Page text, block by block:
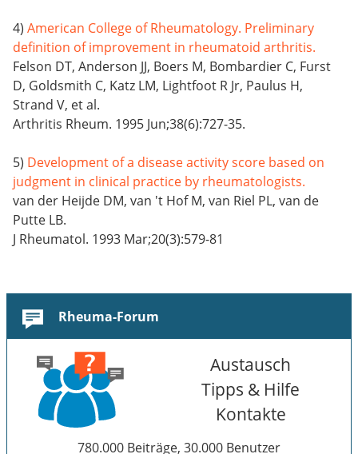
4) American College of Rheumatology. Preliminary
definition of improvement in rheumatoid arthritis.
Felson DT, Anderson JJ, Boers M, Bombardier C, Furst
D, Goldsmith C, Katz LM, Lightfoot R Jr, Paulus H,
Strand V, et al.
Arthritis Rheum. 1995 Jun;38(6):727-35.
5) Development of a disease activity score based on
judgment in clinical practice by rheumatologists.
van der Heijde DM, van 't Hof M, van Riel PL, van de
Putte LB.
J Rheumatol. 1993 Mar;20(3):579-81
Rheuma-Forum
Austausch
Tipps & Hilfe
Kontakte
780.000 Beiträge, 30.000 Benutzer